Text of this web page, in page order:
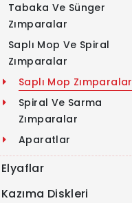
Tabaka Ve Sünger
Zımparalar
Saplı Mop Ve Spiral
Zımparalar
Saplı Mop Zımparalar
Spiral Ve Sarma
Zımparalar
Aparatlar
Elyaflar
Kazıma Diskleri